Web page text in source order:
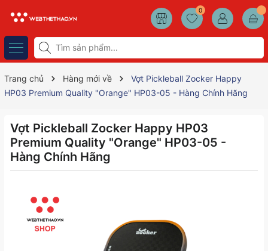
0
Trang chủ Hàng mới về
Vợt Pickleball Zocker Happy
HP03 Premium Quality "Orange" HP03-05 - Hàng Chính Hãng
Vợt Pickleball Zocker Happy HP03
Premium Quality "Orange" HP03-05 -
Hàng Chính Hãng